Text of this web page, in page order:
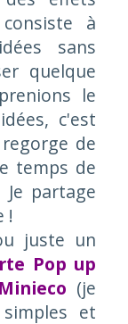
à
sans
quelque
le
c'est
de
temps de
partage
!
juste un
Pop up
Minieco (je
et